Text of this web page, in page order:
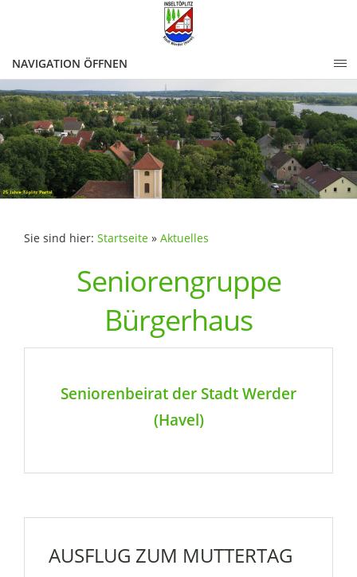
NAVIGATION ÖFFNEN
Sie sind hier: Startseite » Aktuelles
Seniorengruppe
Bürgerhaus
Seniorenbeirat der Stadt Werder
(Havel)
AUSFLUG ZUM MUTTERTAG